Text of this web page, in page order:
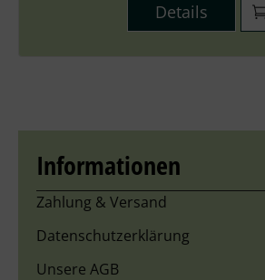
Details
Informationen
Zahlung & Versand
Datenschutzerklärung
Unsere AGB